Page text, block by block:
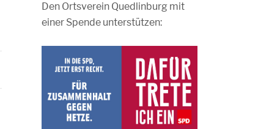
Den Ortsverein Quedlinburg mit
einer Spende unterstützen: